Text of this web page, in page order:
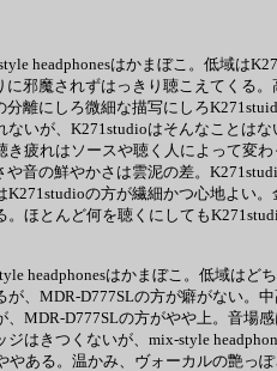
headphonesはかまぼこ。低域は
邪魔されずはっきり聴こえてくる
離にしろ微細な描写にしろ
いが、K271studioはそんなことは
き疲れはソースや聴く人によって変
音の鮮やかさは雲泥の差。
の方が繊細かつ心地よい
。ほとんど何を聴くにしても
headphonesはかまぼこ。低域は
、MDR-D777SLの方が癖がない。
MDR-D777SLの方がやや上。音場
はきつくないが、mix-style
やある。温かみ、ヴォーカルの艶っ